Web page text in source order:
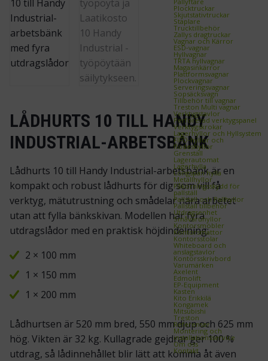
Plocktruckar
Skjutstativtruckar
Staplare
Trucktillbehör
Zallys dragtruckar
Vagnar och Kärror
ESD‑vagnar
Hyllvagnar
TRTA hyllvagnar
Magasinkärror
Plattformsvagnar
Plockvagnar
Serveringsvagnar
Sopsäcksvagn
Tillbehör till vagnar
Treston Multi vagnar
Verktygstavlor
Perforerad verktygspanel
Verktygskrokar
Lagerhyllor och Hyllsystem
FIFO‑hyllor och
flödeshyllor
Grenställ
Lagerautomat
Lagerhylla
Longspan hylla
Metallhyllor
Påkörningsskydd för
pallställ
Pallställ och Pallhyllor
Pallställ tillbehör
Utdragsenhet
Småvaruhyllor
Kontorsmöbler
Kontorsmattor
Kontorsstolar
Whiteboard och
anslagstavlor
Kontorsskrivbord
Varumärken
Axelent
Edmolift
EP-Equipment
Kasten
Kito Erikkilä
Kongamek
Mitsubishi
Treston
Referenser
Montering och
installationsservice
Om oss
Kontakt
LÅDHURTS 10 TILL HANDY
INDUSTRIAL-ARBETSBÄNK
Lådhurts 10 till Handy Industrial-arbetsbänk är en
kompakt och robust lådhurts för dig som vill få
verktyg, mätutrustning och smådelar nära arbetet
utan att fylla bänkskivan. Modellen har fyra
utdragslådor med en praktisk höjdindelning:
2 × 100 mm
1 × 150 mm
1 × 200 mm
Lådhurtsen är 520 mm bred, 550 mm djup och 625 mm
hög. Vikten är 32 kg. Kullagrade gejdrar ger 100 %
utdrag, så lådinnehållet blir lätt att komma åt även